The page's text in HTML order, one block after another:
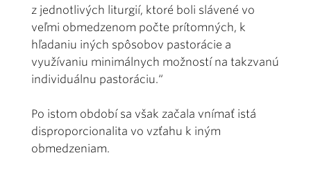
z jednotlivých liturgií, ktoré boli slávené vo
veľmi obmedzenom počte prítomných, k
hľadaniu iných spôsobov pastorácie a
využívaniu minimálnych možností na takzvanú
individuálnu pastoráciu.“
Po istom období sa však začala vnímať istá
disproporcionalita vo vzťahu k iným
obmedzeniam.